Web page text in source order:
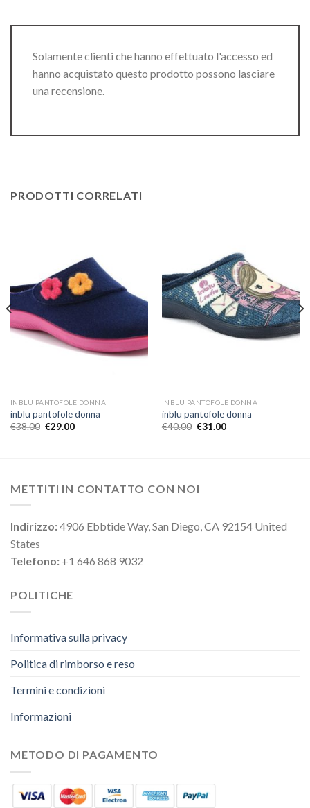
Solamente clienti che hanno effettuato l'accesso ed
hanno acquistato questo prodotto possono lasciare
una recensione.
PRODOTTI CORRELATI
INBLU PANTOFOLE DONNA
inblu pantofole donna
€38.00 €29.00
INBLU PANTOFOLE DONNA
inblu pantofole donna
€40.00 €31.00
METTITI IN CONTATTO CON NOI
Indirizzo:4906 Ebbtide Way, San Diego, CA 92154 United
States
Telefono: +1 646 868 9032
POLITICHE
Informativa sulla privacy
Politica di rimborso e reso
Termini e condizioni
Informazioni
METODO DI PAGAMENTO